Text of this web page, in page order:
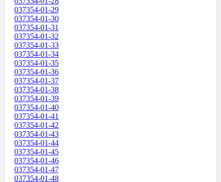
037354-01-29
037354-01-30
037354-01-31
037354-01-32
037354-01-33
037354-01-34
037354-01-35
037354-01-36
037354-01-37
037354-01-38
037354-01-39
037354-01-40
037354-01-41
037354-01-42
037354-01-43
037354-01-44
037354-01-45
037354-01-46
037354-01-47
037354-01-48